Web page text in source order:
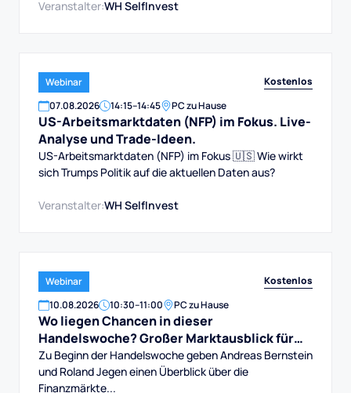
Veranstalter:WH SelfInvest
Webinar
Kostenlos
07.08.2026 14:15–14:45 PC zu Hause
US-Arbeitsmarktdaten (NFP) im Fokus. Live-
Analyse und Trade-Ideen.
US-Arbeitsmarktdaten (NFP) im Fokus 🇺🇸 Wie wirkt
sich Trumps Politik auf die aktuellen Daten aus?
Veranstalter:WH SelfInvest
Webinar
Kostenlos
10.08.2026 10:30–11:00 PC zu Hause
Wo liegen Chancen in dieser
Handelswoche? Großer Marktausblick für
DAX, Dow, Gold und Aktien
Zu Beginn der Handelswoche geben Andreas Bernstein
und Roland Jegen einen Überblick über die
Finanzmärkte...